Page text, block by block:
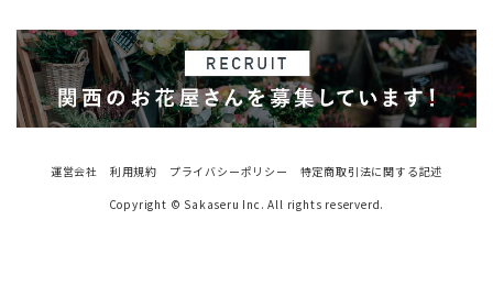
運営会社 利用規約 プライバシーポリシー
特定商取引法に関する記述
Copyright © Sakaseru Inc. All rights reserverd.